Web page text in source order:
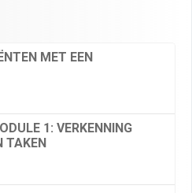
MET EEN
1: VERKENNING
TAKEN